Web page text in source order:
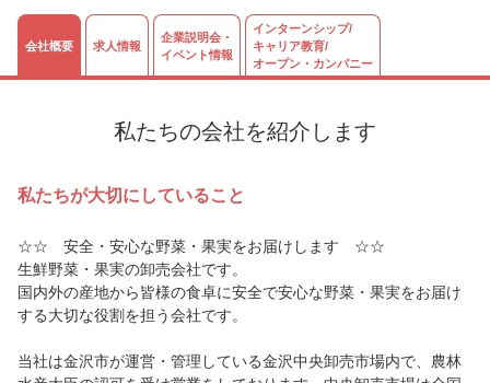
ログイン 会員登録
会社概要 求人情報
企業説明会・
イベント情報
インターンシップ/
キャリア教育/
オープン・カンパニー
私たちの会社を紹介します
私たちが大切にしていること
☆☆ 安全・安心な野菜・果実をお届けします ☆☆
生鮮野菜・果実の卸売会社です。
国内外の産地から皆様の食卓に安全で安心な野菜・果実をお届け
する大切な役割を担う会社です。
当社は金沢市が運営・管理している金沢中央卸売市場内で、農林